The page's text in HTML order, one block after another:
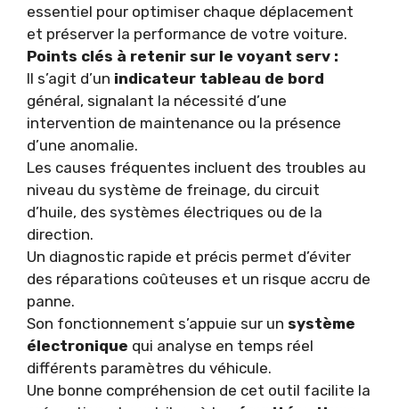
essentiel pour optimiser chaque déplacement
et préserver la performance de votre voiture.
Points clés à retenir sur le voyant serv :
Il s’agit d’un indicateur tableau de bord
général, signalant la nécessité d’une
intervention de maintenance ou la présence
d’une anomalie.
Les causes fréquentes incluent des troubles au
niveau du système de freinage, du circuit
d’huile, des systèmes électriques ou de la
direction.
Un diagnostic rapide et précis permet d’éviter
des réparations coûteuses et un risque accru de
panne.
Son fonctionnement s’appuie sur un système
électronique qui analyse en temps réel
différents paramètres du véhicule.
Une bonne compréhension de cet outil facilite la